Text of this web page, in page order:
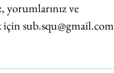
yorumlarınız ve
için sub.squ@gmail.com